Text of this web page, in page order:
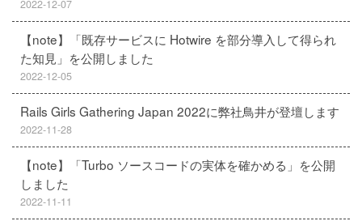
2022-12-07
【note】「既存サービスに Hotwire を部分導入して得られ
た知見」を公開しました
2022-12-05
Rails Girls Gathering Japan 2022に弊社鳥井が登壇します
2022-11-28
【note】「Turbo ソースコードの実体を確かめる」を公開
しました
2022-11-11